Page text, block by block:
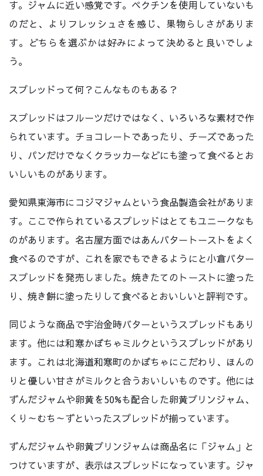
す。ジャムに近い感覚です。ペクチンを使用していないも
のだと、よりフレッシュさを感じ、果物らしさがありま
す。どちらを選ぶかは好みによって決めると良いでしょ
う。
スプレッドって何？こんなものもある？
スプレッドはフルーツだけではなく、いろいろな素材で作
られています。チョコレートであったり、チーズであった
り、パンだけでなくクラッカーなどにも塗って食べるとお
いしいものがあります。
愛知県東海市にコジマジャムという食品製造会社がありま
す。ここで作られているスプレッドはとてもユニークなも
のがあります。名古屋方面ではあんバタートーストをよく
食べるのですが、これを家でもできるようにと小倉バター
スプレッドを発売しました。焼きたてのトーストに塗った
り、焼き餅に塗ったりして食べるとおいしいと評判です。
同じような商品で宇治金時バターというスプレッドもあり
ます。他には和寒かぼちゃミルクというスプレッドがあり
ます。これは北海道和寒町のかぼちゃにこだわり、ほんの
りと優しい甘さがミルクと合うおいしいものです。他には
ずんだジャムや卵黄を50%も配合した卵黄プリンジャム、
くり～むち～ずといったスプレッドが揃っています。
ずんだジャムや卵黄プリンジャムは商品名に「ジャム」と
つけていますが、表示はスプレッドになっています。ジャ